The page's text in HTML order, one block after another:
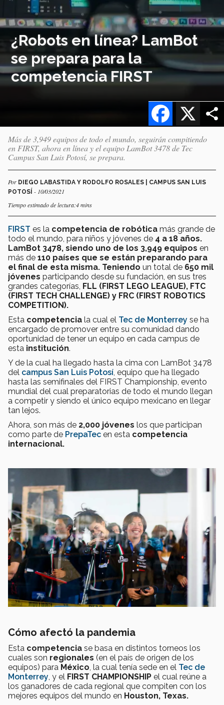
¿Robots en línea? LamBot
se prepara para la
competencia FIRST
X
Facebook
Más de 3,949 equipos de todo el mundo, seguirán compitiendo
en FIRST, ahora en línea y el equipo LamBot 3478 de Tec
Campus San Luis Potosí, se prepara.
Por DIEGO LABASTIDA Y RODOLFO ROSALES | CAMPUS SAN LUIS
POTOSÍ - 10/03/2021
Tiempo estimado de lectura:4 mins
FIRST es la competencia de robótica más grande de
todo el mundo, para niños y jóvenes de 4 a 18 años.
LamBot 3478, siendo uno de los 3,949 equipos en
más de 110 países que se están preparando para
el final de esta misma. Teniendo un total de 650 mil
jóvenes participando desde su fundación, en sus tres
grandes categorías, FLL (FIRST LEGO LEAGUE), FTC
(FIRST TECH CHALLENGE) y FRC (FIRST ROBOTICS
COMPETITION).
Esta competencia la cual el Tec de Monterrey se ha
encargado de promover entre su comunidad dando
oportunidad de tener un equipo en cada campus de
esta institución.
Y de la cual ha llegado hasta la cima con LamBot 3478
del campus San Luis Potosí , equipo que ha llegado
hasta las semifinales del FIRST Championship, evento
mundial del cual preparatorias de todo el mundo llegan
a competir y siendo el único equipo mexicano en llegar
tan lejos.
Ahora, son más de 2,000 jóvenes los que participan
como parte de PrepaTec en esta competencia
internacional.
Cómo afectó la pandemia
Esta competencia se basa en distintos torneos los
cuales son regionales (en el país de origen de los
equipos) para México, la cual tenía sede en el Tec de
Monterrey, y el FIRST CHAMPIONSHIP el cual reúne a
los ganadores de cada regional que compiten con los
mejores equipos del mundo en Houston, Texas.